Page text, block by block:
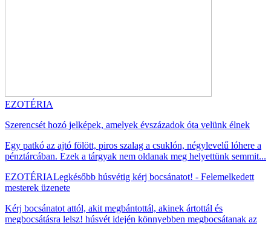
EZOTÉRIA
Szerencsét hozó jelképek, amelyek évszázadok óta velünk élnek
Egy patkó az ajtó fölött, piros szalag a csuklón, négylevelű lóhere a
pénztárcában. Ezek a tárgyak nem oldanak meg helyettünk semmit...
EZOTÉRIALegkésőbb húsvétig kérj bocsánatot! - Felemelkedett
mesterek üzenete
Kérj bocsánatot attól, akit megbántottál, akinek ártottál és
megbocsátásra lelsz! húsvét idején könnyebben megbocsátanak az